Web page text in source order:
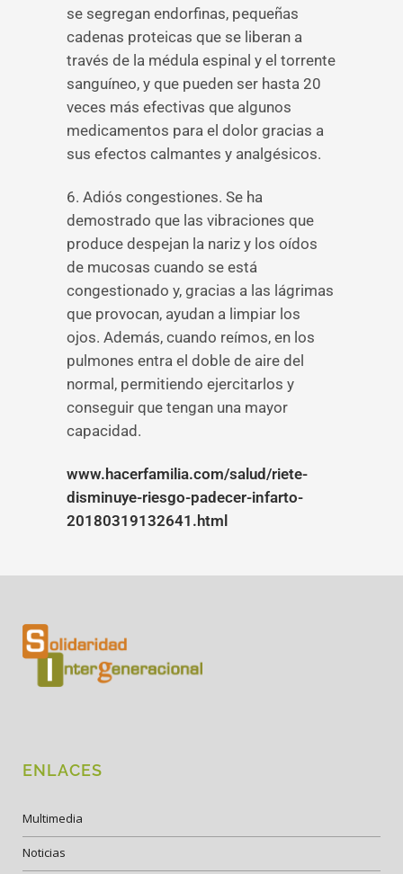
se segregan endorfinas, pequeñas
cadenas proteicas que se liberan a
través de la médula espinal y el torrente
sanguíneo, y que pueden ser hasta 20
veces más efectivas que algunos
medicamentos para el dolor gracias a
sus efectos calmantes y analgésicos.
6. Adiós congestiones. Se ha
demostrado que las vibraciones que
produce despejan la nariz y los oídos
de mucosas cuando se está
congestionado y, gracias a las lágrimas
que provocan, ayudan a limpiar los
ojos. Además, cuando reímos, en los
pulmones entra el doble de aire del
normal, permitiendo ejercitarlos y
conseguir que tengan una mayor
capacidad.
www.hacerfamilia.com/salud/riete-
disminuye-riesgo-padecer-infarto-
20180319132641.html
ENLACES
Multimedia
Noticias